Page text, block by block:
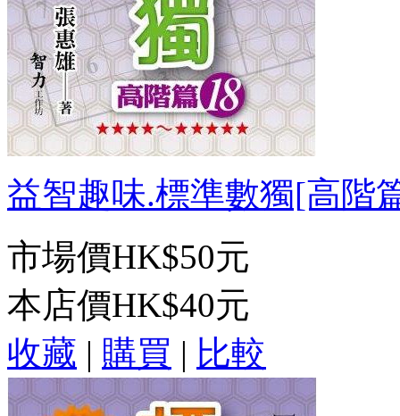
益智趣味.標準數獨[高階
市場價HK$50元
本店價HK$40元
收藏 | 購買 | 比較